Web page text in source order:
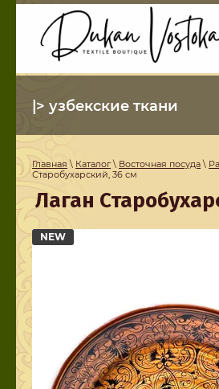
|> узбекские ткани
Главная \ Каталог\ Восточная посуда \
Старобухарский, 36 см
Лаган
NEW